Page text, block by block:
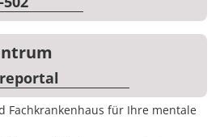
Fachkrankenhaus für Ihre mentale